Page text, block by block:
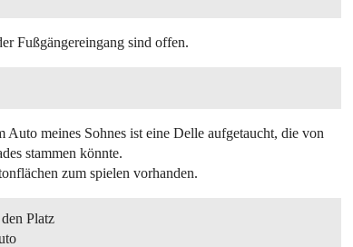
Fußgängereingang sind offen.
meines Sohnes ist eine Delle aufgetaucht, die von
stammen könnte.
zum spielen vorhanden.
Platz